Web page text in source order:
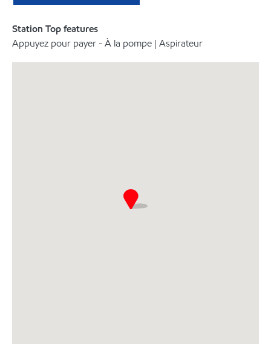
Station Top features
Appuyez pour payer - À la pompe | Aspirateur